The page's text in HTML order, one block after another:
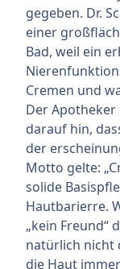
gegeben. Dr.
einer
Bad, weil ein
Cremen und
Der Apotheker
darauf hin,
der
Motto gelte:
solide
Hautbarierre.
„kein Freund“
natürlich nicht
die Haut